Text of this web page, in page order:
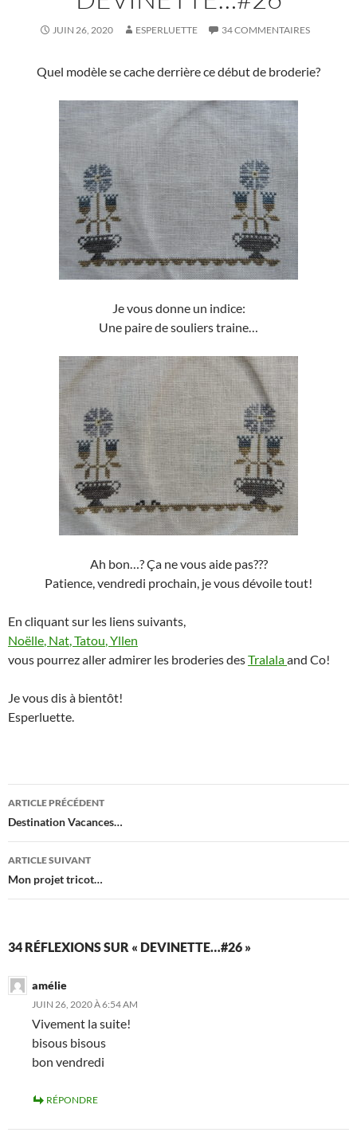
JUIN 26, 2020 ESPERLUETTE 34 COMMENTAIRES
Quel modèle se cache derrière ce début de broderie?
Je vous donne un indice:
Une paire de souliers traine…
Ah bon…? Ça ne vous aide pas???
Patience, vendredi prochain, je vous dévoile tout!
En cliquant sur les liens suivants,
Noëlle, Nat,Tatou,Yllen
vous pourrez aller admirer les broderies desTralalaand Co!
Je vous dis à bientôt!
Esperluette.
Navigation
des
articles
ARTICLE PRÉCÉDENT
Destination Vacances…
ARTICLE SUIVANT
Mon projet tricot…
34 RÉFLEXIONS SUR « DEVINETTE…#26 »
amélie
JUIN 26, 2020 À 6:54 AM
Vivement la suite!
bisous bisous
bon vendredi
RÉPONDRE